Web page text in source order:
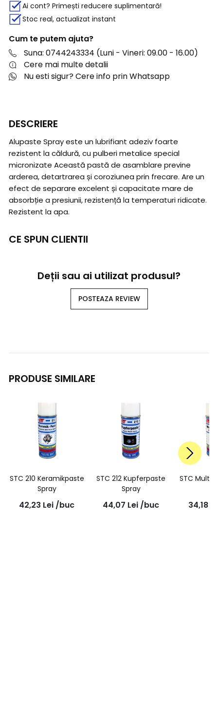
Ai cont? Primești reducere suplimentară!
Stoc real, actualizat instant
Cum te putem ajuta?
Suna: 0744243334 (Luni - Vineri: 09.00 - 16.00)
Cere mai multe detalii
Nu esti sigur? Cere info prin Whatsapp
DESCRIERE
Alupaste Spray este un lubrifiant adeziv foarte
rezistent la căldură, cu pulberi metalice special
micronizate Această pastă de asamblare previne
arderea, detartrarea și coroziunea prin frecare. Are un
efect de separare excelent și capacitate mare de
absorbție a presiunii, rezistență la temperaturi ridicate.
Rezistent la apa.
CE SPUN CLIENTII
Deții sau ai utilizat produsul?
POSTEAZA REVIEW
PRODUSE SIMILARE
STC 210 Keramikpaste
Spray
42,23 Lei /buc
STC 212 Kupferpaste
Spray
44,07 Lei /buc
STC Multi
34,18